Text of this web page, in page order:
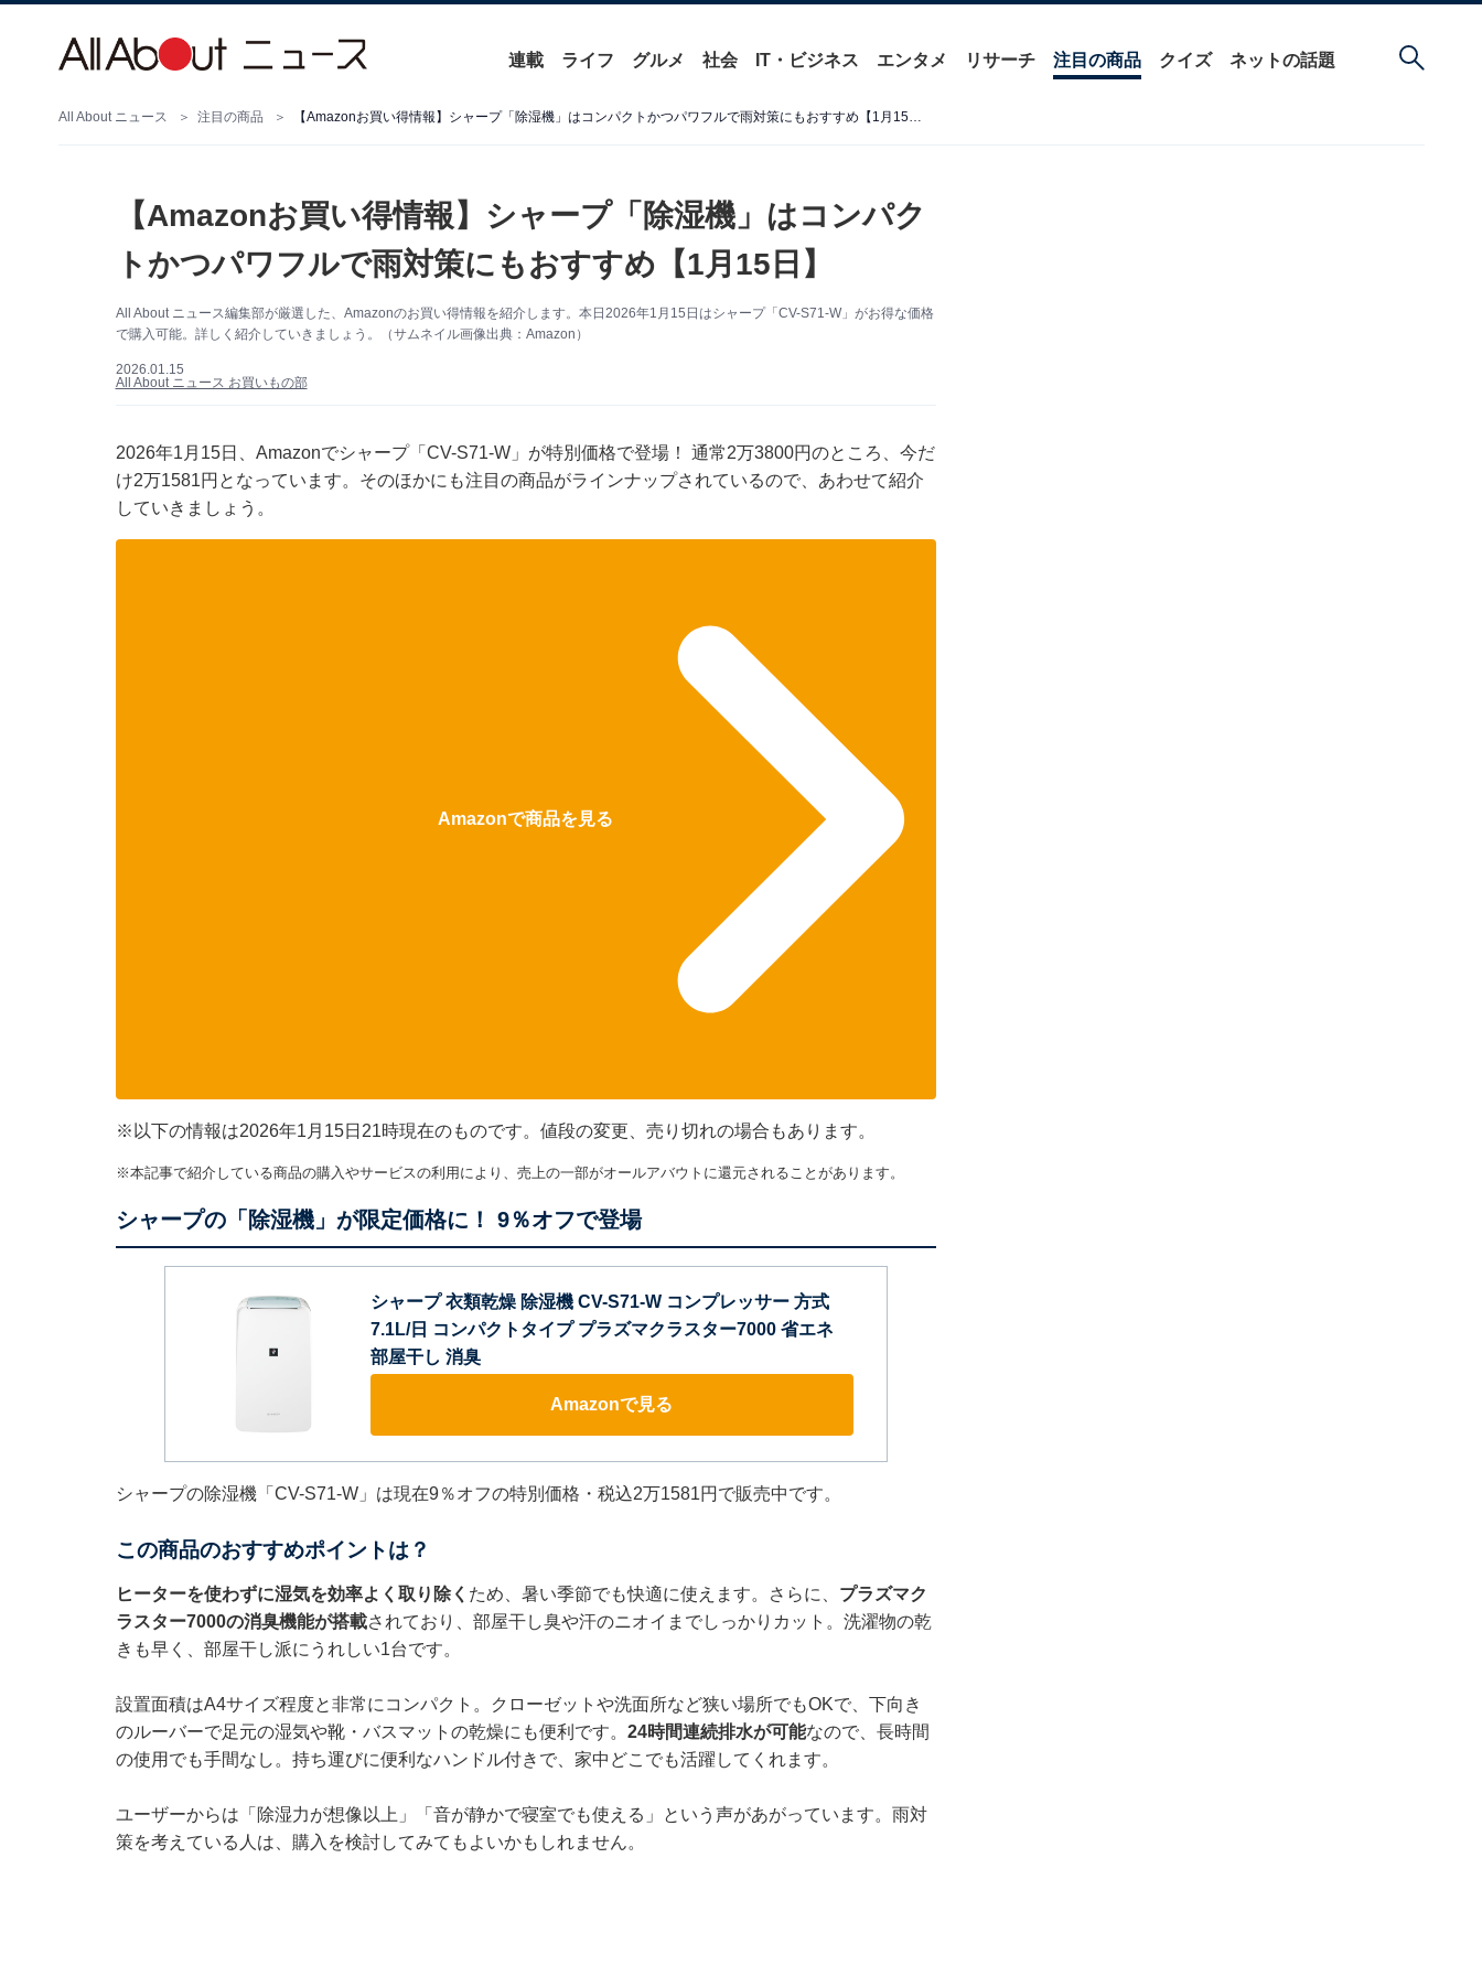
連載 ライフ グルメ 社会 IT・ビジネス エンタメ リサーチ 注目の商品 クイズ ネットの話題
All About ニュース 注目の商品 【Amazonお買い得情報】シャープ「除湿機」はコンパクトかつパワフルで雨対策にもおすすめ【1月15日】
【Amazonお買い得情報】シャープ「除湿機」はコンパク
トかつパワフルで雨対策にもおすすめ【1月15日】
All About ニュース編集部が厳選した、Amazonのお買い得情報を紹介します。本日2026年1月15日はシャープ「CV-S71-W」がお得な価格
で購入可能。詳しく紹介していきましょう。（サムネイル画像出典：Amazon）
2026.01.15
All About ニュース お買いもの部
2026年1月15日、Amazonでシャープ「CV-S71-W」が特別価格で登場！ 通常2万3800円のところ、今だ
け2万1581円となっています。そのほかにも注目の商品がラインナップされているので、あわせて紹介
していきましょう。
Amazonで商品を見る
※以下の情報は2026年1月15日21時現在のものです。値段の変更、売り切れの場合もあります。
※本記事で紹介している商品の購入やサービスの利用により、売上の一部がオールアバウトに還元されることがあります。
シャープの「除湿機」が限定価格に！ 9％オフで登場
シャープ 衣類乾燥 除湿機 CV-S71-W コンプレッサー 方式
7.1L/日 コンパクトタイプ プラズマクラスター7000 省エネ
部屋干し 消臭
Amazonで見る
シャープの除湿機「CV-S71-W」は現在9％オフの特別価格・税込2万1581円で販売中です。
この商品のおすすめポイントは？
ヒーターを使わずに湿気を効率よく取り除く ため、暑い季節でも快適に使えます。さらに、 プラズマク
ラスター7000の消臭機能が搭載されており、部屋干し臭や汗のニオイまでしっかりカット。洗濯物の乾
きも早く、部屋干し派にうれしい1台です。
設置面積はA4サイズ程度と非常にコンパクト。クローゼットや洗面所など狭い場所でもOKで、下向き
のルーバーで足元の湿気や靴・バスマットの乾燥にも便利です。 24時間連続排水が可能なので、長時間
の使用でも手間なし。持ち運びに便利なハンドル付きで、家中どこでも活躍してくれます。
ユーザーからは「除湿力が想像以上」「音が静かで寝室でも使える」という声があがっています。雨対
策を考えている人は、購入を検討してみてもよいかもしれません。